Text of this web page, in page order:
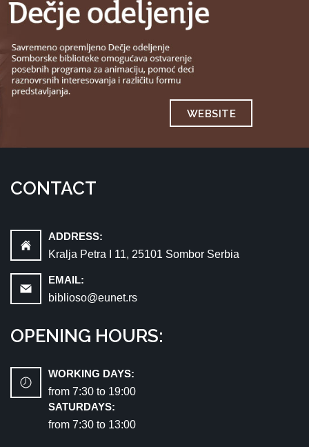
WEBSITE
CONTACT
ADDRESS:
Kralja Petra I 11, 25101 Sombor Serbia
EMAIL:
biblioso@eunet.rs
OPENING HOURS:
WORKING DAYS:
from 7:30 tо 19:00
SATURDAYS:
from 7:30 tо 13:00